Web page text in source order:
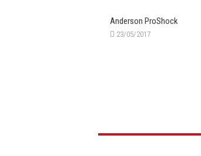
Anderson ProShock
23/05/2017